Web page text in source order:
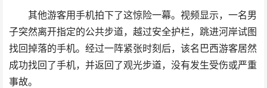
其他游客用手机拍下了这惊险一幕。视频显示，一名男
子突然离开指定的公共步道，越过安全护栏，跳进河岸试图
找回掉落的手机。经过一阵紧张时刻后，该名巴西游客居然
成功找回了手机，并返回了观光步道，没有发生受伤或严重
事故。